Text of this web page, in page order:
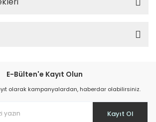
E-Bülten'e Kayıt Olun
olarak kampanyalardan, haberdar olabilirsiniz.
Kayıt Ol